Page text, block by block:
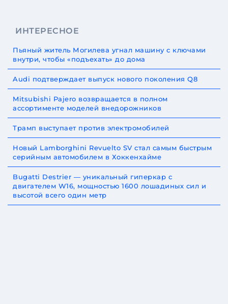
ИНТЕРЕСНОЕ
Пьяный житель Могилева угнал машину с ключами
внутри, чтобы «подъехать» до дома
Audi подтверждает выпуск нового поколения Q8
Mitsubishi Pajero возвращается в полном
ассортименте моделей внедорожников
Трамп выступает против электромобилей
Новый Lamborghini Revuelto SV стал самым быстрым
серийным автомобилем в Хоккенхайме
Bugatti Destrier — уникальный гиперкар с
двигателем W16, мощностью 1600 лошадиных сил и
высотой всего один метр